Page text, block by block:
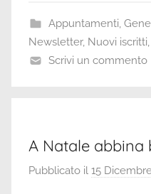
Appuntamenti,
Newsletter, Nuovi iscritti,
Scrivi un commento
A Natale abbina
Pubblicato il 15